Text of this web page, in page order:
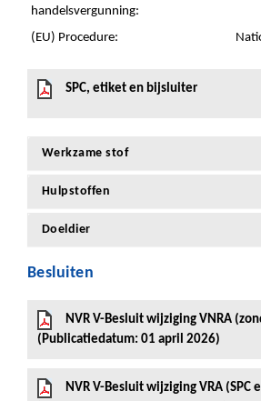
handelsvergunning:
(EU) Procedure:
SPC, etiket en bijsluiter
Werkzame stof
Hulpstoffen
Doeldier
Besluiten
NVR V-Besluit wijziging VNRA
(Publicatiedatum: 01 april 2026)
NVR V-Besluit wijziging VRA